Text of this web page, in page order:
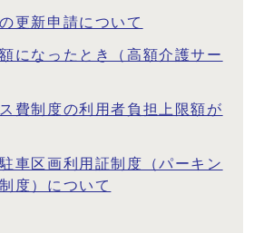
更新申請について
になったとき（高額介護サー
費制度の利用者負担上限額が
車区画利用証制度（パーキン
度）について